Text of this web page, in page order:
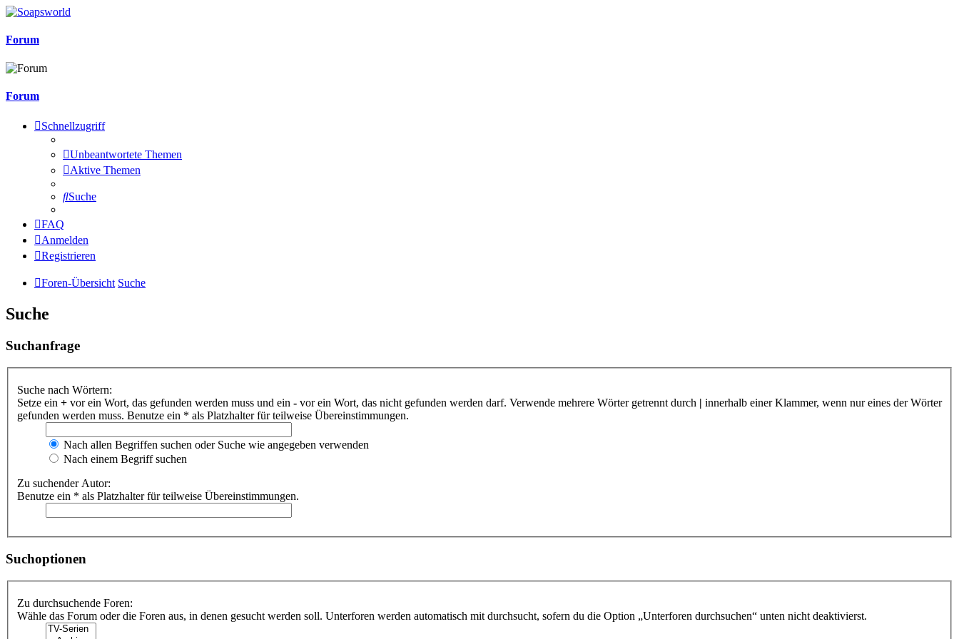
Forum
Forum
Schnellzugriff
Unbeantwortete Themen
Aktive Themen
Suche
FAQ
Anmelden
Registrieren
Foren-Übersicht Suche
Suche
Suchanfrage
Suche nach Wörtern:
Setze ein + vor ein Wort, das gefunden werden muss und ein - vor ein Wort, das nicht gefunden werden darf. Verwende mehrere Wörter getrennt durch | innerhalb einer Klammer, wenn nur eines der Wörter
gefunden werden muss. Benutze ein * als Platzhalter für teilweise Übereinstimmungen.
Nach allen Begriffen suchen oder Suche wie angegeben verwenden
Nach einem Begriff suchen
Zu suchender Autor:
Benutze ein * als Platzhalter für teilweise Übereinstimmungen.
Suchoptionen
Zu durchsuchende Foren:
Wähle das Forum oder die Foren aus, in denen gesucht werden soll. Unterforen werden automatisch mit durchsucht, sofern du die Option „Unterforen durchsuchen“ unten nicht deaktivierst.